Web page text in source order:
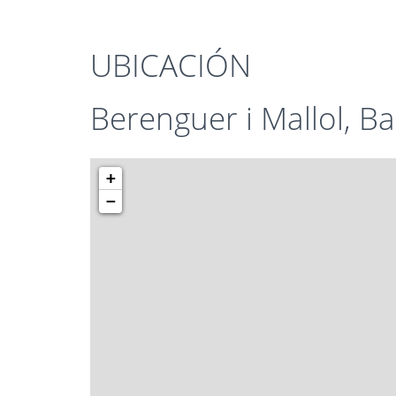
UBICACIÓN
Berenguer i Mallol,
+
−